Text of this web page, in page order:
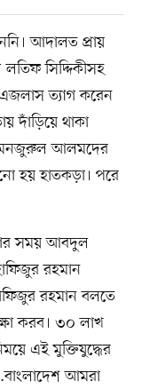
আদালত প্রায়
সিদ্দিকীসহ
ত্যাগ করেন
দাঁড়িয়ে থাকা
মনজুরুল আলমদের
হয় হাতকড়া। পরে
সময় আবদুল
রহমান
রহমান বলতে
করব। ৩০ লাখ
এই মুক্তিযুদ্ধের
আমরা